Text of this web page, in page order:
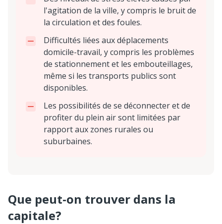
l'agitation de la ville, y compris le bruit de
la circulation et des foules.
Difficultés liées aux déplacements
domicile-travail, y compris les problèmes
de stationnement et les embouteillages,
même si les transports publics sont
disponibles.
Les possibilités de se déconnecter et de
profiter du plein air sont limitées par
rapport aux zones rurales ou
suburbaines.
Que peut-on trouver dans la
capitale?